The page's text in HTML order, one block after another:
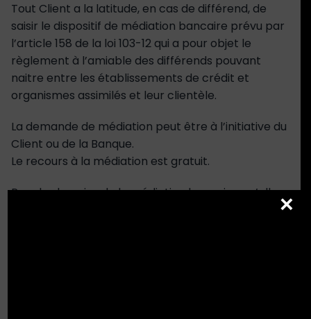
Tout Client a la latitude, en cas de différend, de
saisir le dispositif de médiation bancaire prévu par
l’article 158 de la loi 103-12 qui a pour objet le
règlement à l’amiable des différends pouvant
naitre entre les établissements de crédit et
organismes assimilés et leur clientèle.
La demande de médiation peut être à l’initiative du
Client ou de la Banque.
Le recours à la médiation est gratuit.
Pour les besoins de la médiation bancaire, qu’elle
soit à l’initiative du Client ou de la Banque, le Client×